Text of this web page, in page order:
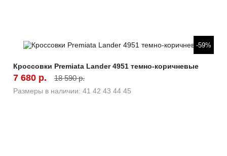
Быстрый просмотр -59%
Кроссовки Premiata Lander 4951 темно-коричневые
7 680 р. 18 590 р.
Размеры в наличии: 41 42 43 44 45